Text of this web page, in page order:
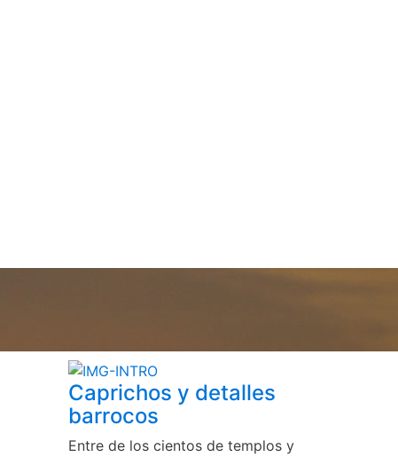
Caprichos y detalles
barrocos
Entre de los cientos de templos y